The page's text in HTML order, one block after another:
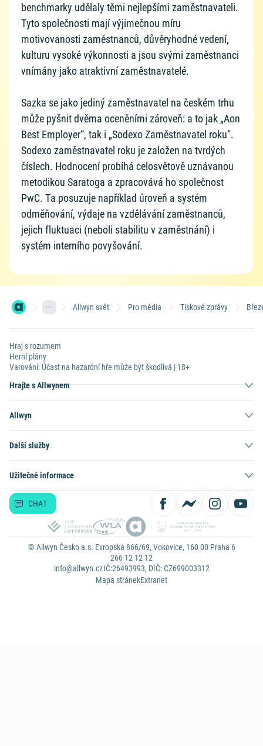
benchmarky udělaly těmi nejlepšími zaměstnavateli.
Tyto společnosti mají výjimečnou míru
motivovanosti zaměstnanců, důvěryhodné vedení,
kulturu vysoké výkonnosti a jsou svými zaměstnanci
vnímány jako atraktivní zaměstnavatelé.
Sazka se jako jediný zaměstnavatel na českém trhu
může pyšnit dvěma oceněními zároveň: a to jak „Aon
Best Employer“, tak i „Sodexo Zaměstnavatel roku“.
Sodexo zaměstnavatel roku je založen na tvrdých
číslech. Hodnocení probíhá celosvětově uznávanou
metodikou Saratoga a zpracovává ho společnost
PwC. Ta posuzuje například úroveň a systém
odměňování, výdaje na vzdělávání zaměstnanců,
jejich fluktuaci (neboli stabilitu v zaměstnání) i
systém interního povyšování.
Allwyn svět Pro média Tiskové zprávy
Hraj s rozumem
Herní plány
Varování: Účast na hazardní hře může být škodlivá | 18+
Hrajte s Allwynem
Allwyn
Další služby
Užitečné informace
CHAT
© Allwyn Česko a.s. Evropská 866/69, Vokovice, 160 00 Praha 6
266 12 12 12
info@allwyn.czIČ:26493993, DIČ: CZ699003312
Mapa stránekExtranet